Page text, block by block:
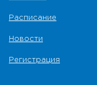
Расписание
Новости
Регистрация